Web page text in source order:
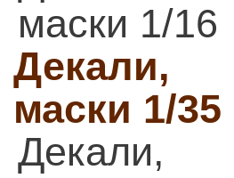
маски 1/16
Декали,
маски 1/35
Декали,